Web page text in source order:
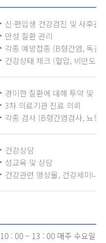
신·편입생 건강검진 및 사후
만성 질환 관리
각종 예방접종 (B형간염, 독감)
건강상태 체크 (혈압, 비만도,
경미한 질환에 대해 투약 및 외
3차 의료기관 진료 의뢰
각종 검사 (B형간염검사, 뇨당
건강상담
성교육 및 상담
건강관련 영상물, 건강세미나
10 : 00 ~ 13 : 00 매주 수요일(